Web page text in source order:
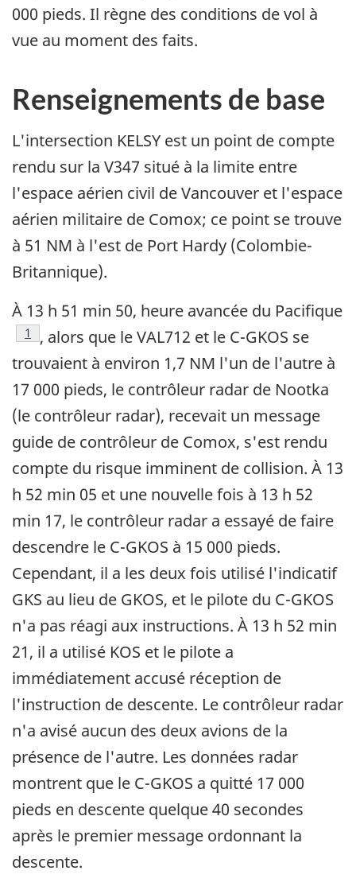
000 pieds. Il règne des conditions de vol à
vue au moment des faits.
Renseignements de base
L'intersection KELSY est un point de compte
rendu sur la V347 situé à la limite entre
l'espace aérien civil de Vancouver et l'espace
aérien militaire de Comox; ce point se trouve
à 51 NM à l'est de Port Hardy (Colombie-
Britannique).
À 13 h 51 min 50, heure avancée du Pacifique
Note de bas de page
1
, alors que le VAL712 et le C-GKOS se
trouvaient à environ 1,7 NM l'un de l'autre à
17 000 pieds, le contrôleur radar de Nootka
(le contrôleur radar), recevait un message
guide de contrôleur de Comox, s'est rendu
compte du risque imminent de collision. À 13
h 52 min 05 et une nouvelle fois à 13 h 52
min 17, le contrôleur radar a essayé de faire
descendre le C-GKOS à 15 000 pieds.
Cependant, il a les deux fois utilisé l'indicatif
GKS au lieu de GKOS, et le pilote du C-GKOS
n'a pas réagi aux instructions. À 13 h 52 min
21, il a utilisé KOS et le pilote a
immédiatement accusé réception de
l'instruction de descente. Le contrôleur radar
n'a avisé aucun des deux avions de la
présence de l'autre. Les données radar
montrent que le C-GKOS a quitté 17 000
pieds en descente quelque 40 secondes
après le premier message ordonnant la
descente.